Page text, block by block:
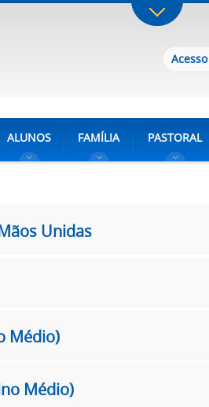
ALUNOS FAMÍLIA PASTORAL
Unidas
Médio)
Médio)